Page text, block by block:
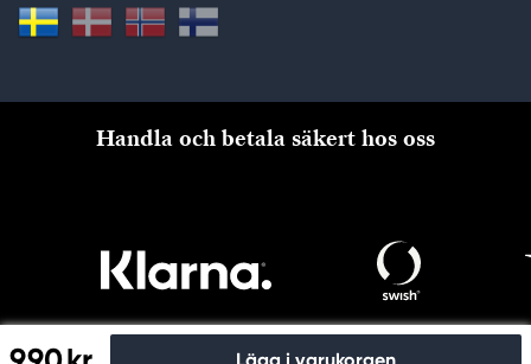
Handla och betala säkert hos oss